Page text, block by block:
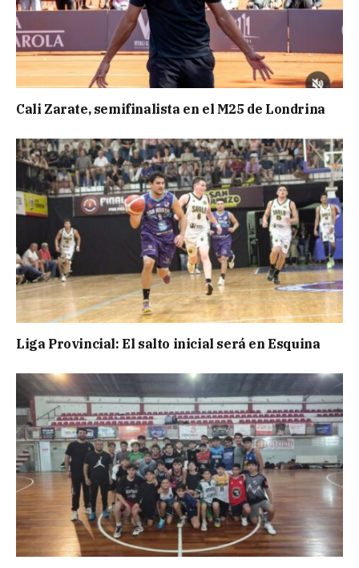
Cali Zarate, semifinalista en el M25 de Londrina
Liga Provincial: El salto inicial será en Esquina